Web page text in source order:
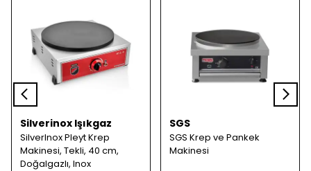
Silverinox Işıkgaz
SilverInox Pleyt Krep
Makinesi, Tekli, 40 cm,
Doğalgazlı, Inox
SGS
SGS Krep ve Pankek
Makinesi